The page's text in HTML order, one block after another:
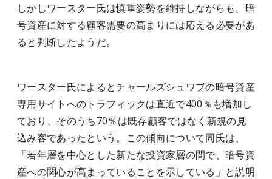
しかしワースター氏は慎重姿勢を維持しながらも、暗
号資産に対する顧客需要の高まりには応える必要があ
ると判断したようだ。
ワースター氏によるとチャールズシュワブの暗号資産
専用サイトへのトラフィックは直近で400％も増加し
ており、そのうち70％は既存顧客ではなく新規の見
込み客であったという。この傾向について同氏は、
「若年層を中心とした新たな投資家層の間で、暗号資
産への関心が高まっていることを示している」と説明